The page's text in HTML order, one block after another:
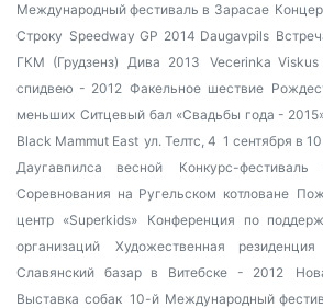
Международный фестиваль в Зарасае
Строку Speedway GP 2014 Daugavpils
ГКМ (Грудзенз)
Дива 2013 Vecerinka Viskus
спидвею - 2012 Факельное шествие
меньших Ситцевый бал «Свадьбы года -
Black Mammut East ул. Телтс, 4 1 сентября в
Даугавпилса весной
Конкурс-
Соревнования на Ругельском котловане
центр «Superkids»
Конференция по
организаций
Художественная резиденция
Славянский базар в Витебске - 2012
Выставка собак 10-й Международный